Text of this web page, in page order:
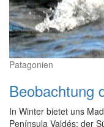
Patagonien
Beobachtung
In Winter bietet uns
Península Valdés: der